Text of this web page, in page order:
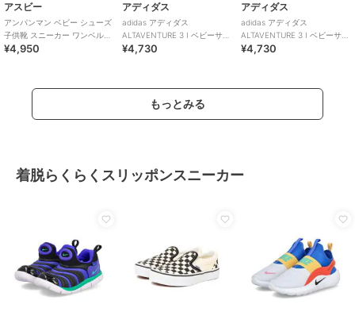
アスビー
アンパンマン ベビー シューズ
子供靴 スニーカー ワンベルト
AP B62
¥4,950
アディダス
adidas アディダス
ALTAVENTURE 3 I ベビーサン
ダル キッズサマーシューズ
¥4,730
アディダス
adidas アディダス
ALTAVENTURE 3 I ベビーサン
ダル キッズサマーシューズ
¥4,730
もっとみる
着脱らくらくスリッポンスニーカー